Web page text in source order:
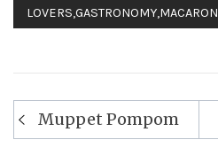
LOVERS,GASTRONOMY,MACARON
Navigation
de
Muppet Pompom